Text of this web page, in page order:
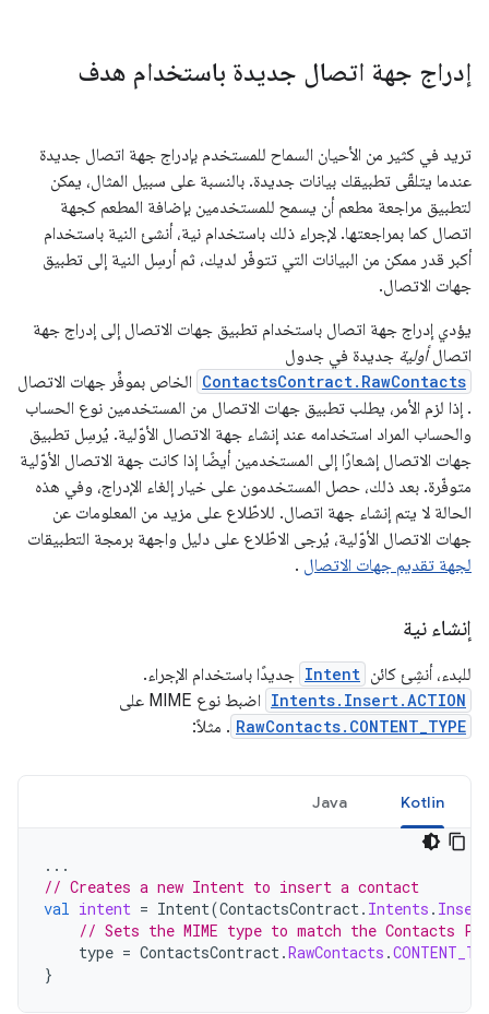
إدراج جهة اتصال جديدة باستخدام هدف
تريد في كثير من الأحيان السماح للمستخدم بإدراج جهة اتصال جديدة
عندما يتلقّى تطبيقك بيانات جديدة. بالنسبة على سبيل المثال، يمكن
لتطبيق مراجعة مطعم أن يسمح للمستخدمين بإضافة المطعم كجهة
اتصال كما بمراجعتها. لإجراء ذلك باستخدام نية، أنشئ النية باستخدام
أكبر قدر ممكن من البيانات التي تتوفّر لديك، ثم أرسِل النية إلى تطبيق
جهات الاتصال.
يؤدي إدراج جهة اتصال باستخدام تطبيق جهات الاتصال إلى إدراج جهة
اتصالأولية جديدة في جدول
ContactsContract.RawContacts الخاص بموفِّر جهات الاتصال
. إذا لزم الأمر، يطلب تطبيق جهات الاتصال من المستخدمين نوع الحساب
والحساب المراد استخدامه عند إنشاء جهة الاتصال الأوّلية. يُرسِل تطبيق
جهات الاتصال إشعارًا إلى المستخدمين أيضًا إذا كانت جهة الاتصال الأوّلية
متوفّرة. بعد ذلك، حصل المستخدمون على خيار إلغاء الإدراج، وفي هذه
الحالة لا يتم إنشاء جهة اتصال. للاطّلاع على مزيد من المعلومات عن
جهات الاتصال الأوّلية، يُرجى الاطّلاع على دليل واجهة برمجة التطبيقات
لجهة تقديم جهات الاتصال .
إنشاء نية
للبدء، أنشِئ كائن Intent جديدًا باستخدام الإجراء.
Intents.Insert.ACTION اضبط نوع MIME على
RawContacts.CONTENT_TYPE . مثلاً:
Kotlin
Java
...
// Creates a new Intent to insert a contact
val intent = Intent(ContactsContract. Intents . Insert
// Sets the MIME type to match the Contacts
type = ContactsContract.RawContacts .
}